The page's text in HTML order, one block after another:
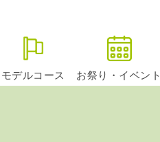
モデルコース お祭り・イベント